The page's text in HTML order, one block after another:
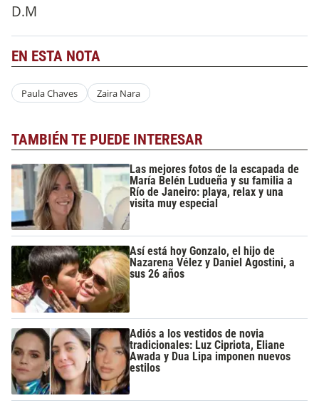
D.M
EN ESTA NOTA
Paula Chaves Zaira Nara
TAMBIÉN TE PUEDE INTERESAR
Las mejores fotos de la escapada de
María Belén Ludueña y su familia a
Río de Janeiro: playa, relax y una
visita muy especial
Así está hoy Gonzalo, el hijo de
Nazarena Vélez y Daniel Agostini, a
sus 26 años
Adiós a los vestidos de novia
tradicionales: Luz Cipriota, Eliane
Awada y Dua Lipa imponen nuevos
estilos